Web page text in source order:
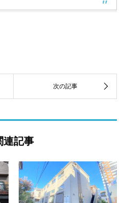
連記事